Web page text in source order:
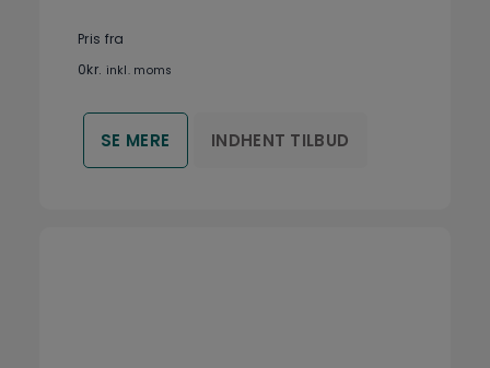
Pris fra
0kr. inkl. moms
SE MERE INDHENT TILBUD